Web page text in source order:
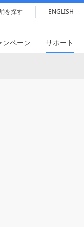
を探す ENGLISH
ンペーン サポート